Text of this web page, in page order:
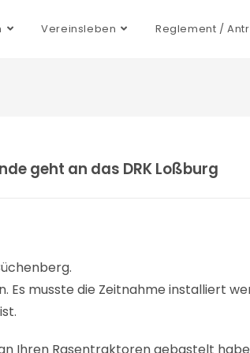
Vereinsleben Reglement /
geht an das DRK Loßburg
Es musste die Zeitnahme installiert